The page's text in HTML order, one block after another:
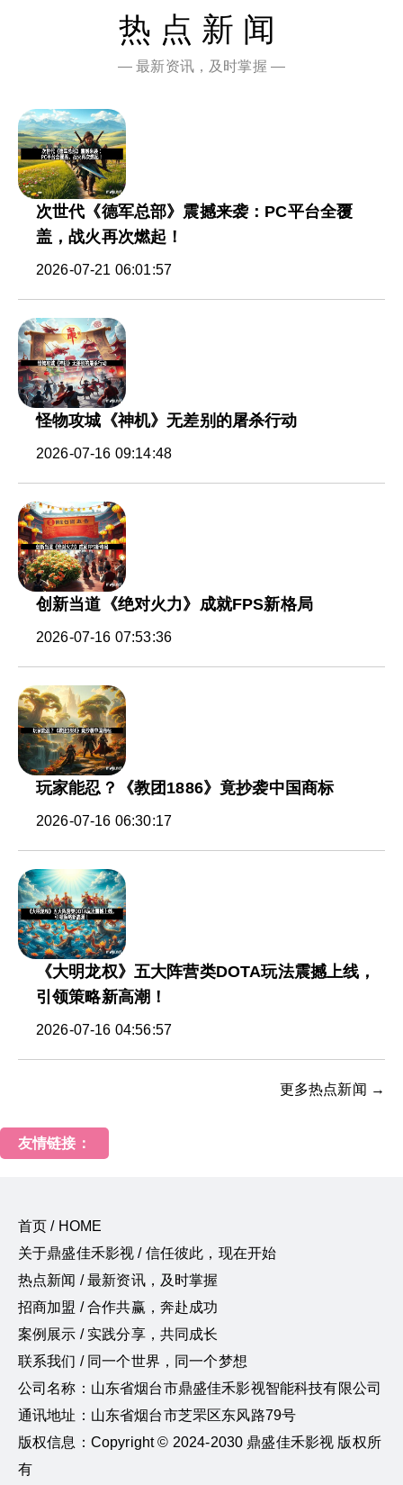
热点新闻
— 最新资讯，及时掌握 —
次世代《德军总部》震撼来袭：PC平台全覆
盖，战火再次燃起！
2026-07-21 06:01:57
怪物攻城《神机》无差别的屠杀行动
2026-07-16 09:14:48
创新当道《绝对火力》成就FPS新格局
2026-07-16 07:53:36
玩家能忍？《教团1886》竟抄袭中国商标
2026-07-16 06:30:17
《大明龙权》五大阵营类DOTA玩法震撼上线，
引领策略新高潮！
2026-07-16 04:56:57
更多热点新闻 →
友情链接：
首页 / HOME
关于鼎盛佳禾影视 / 信任彼此，现在开始
热点新闻 / 最新资讯，及时掌握
招商加盟 / 合作共赢，奔赴成功
案例展示 / 实践分享，共同成长
联系我们 / 同一个世界，同一个梦想
公司名称：山东省烟台市鼎盛佳禾影视智能科技有限公司
通讯地址：山东省烟台市芝罘区东风路79号
版权信息：Copyright © 2024-2030 鼎盛佳禾影视 版权所
有